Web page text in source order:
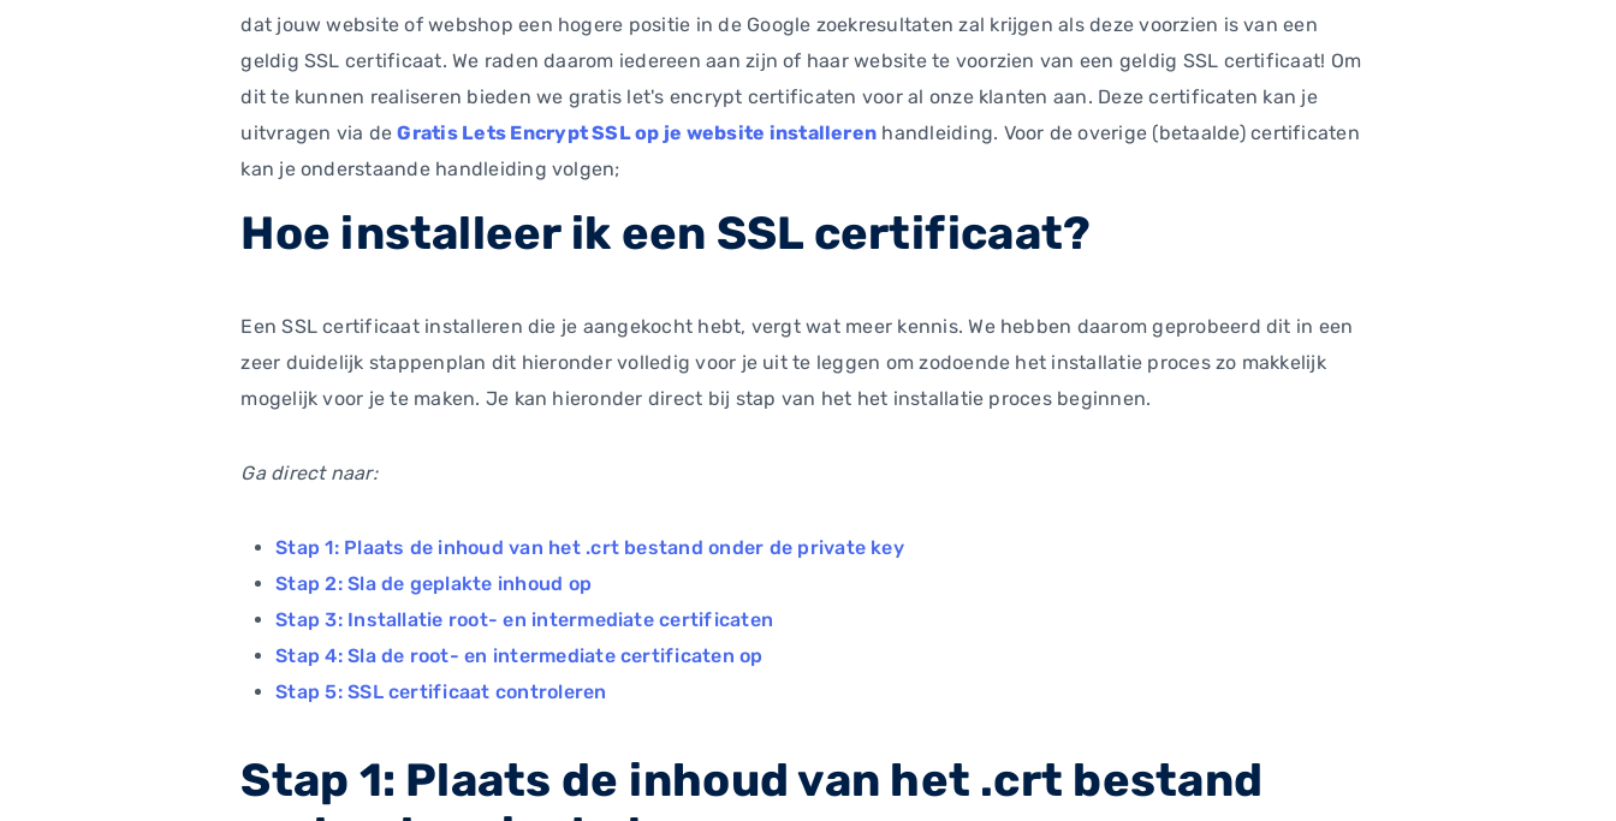
dat jouw website of webshop een hogere positie in de Google zoekresultaten zal krijgen als deze voorzien is van een
geldig SSL certificaat. We raden daarom iedereen aan zijn of haar website te voorzien van een geldig SSL certificaat! Om
dit te kunnen realiseren bieden we gratis let's encrypt certificaten voor al onze klanten aan. Deze certificaten kan je
uitvragen via deGratis Lets Encrypt SSL op je website installeren handleiding. Voor de overige (betaalde) certificaten
kan je onderstaande handleiding volgen;
Hoe installeer ik een SSL certificaat?
Een SSL certificaat installeren die je aangekocht hebt, vergt wat meer kennis. We hebben daarom geprobeerd dit in een
zeer duidelijk stappenplan dit hieronder volledig voor je uit te leggen om zodoende het installatie proces zo makkelijk
mogelijk voor je te maken. Je kan hieronder direct bij stap van het het installatie proces beginnen.
Ga direct naar:
Stap 1: Plaats de inhoud van het .crt bestand onder de private key
Stap 2: Sla de geplakte inhoud op
Stap 3: Installatie root- en intermediate certificaten
Stap 4: Sla de root- en intermediate certificaten op
Stap 5: SSL certificaat controleren
Stap 1: Plaats de inhoud van het .crt bestand